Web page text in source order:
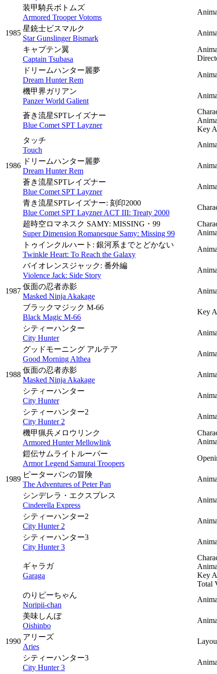
装甲騎兵ボトムズ
Armored Trooper Votoms
1985
星銃士ビスマルク
Star Gunslinger Bismark
キャプテン翼
Captain Tsubasa
ドリームハンター麗夢
Dream Hunter Rem
機甲界ガリアン
Panzer World Galient
蒼き流星SPTレイズナー
Blue Comet SPT Layzner
Key
タッチ
Touch
1986
ドリームハンター麗夢
Dream Hunter Rem
蒼き流星SPTレイズナー
Blue Comet SPT Layzner
青き流星SPTレイズナー: 刻印2000
Blue Comet SPT Layzner ACT III: Treaty 2000
超時空ロマネスク SAMY: MISSING・99
Super Dimension Romanesque Samy: Missing 99
トゥインクルハート: 銀河系までとどかない
Twinkle Heart: To Reach the Galaxy
バイオレンスジャック: 番外編
Violence Jack: Side Story
1987
仮面の忍者赤影
Masked Ninja Akakage
ブラックマジック M-66
Black Magic M-66
Key
シティーハンター
City Hunter
グッドモーニング アルテア
Good Morning Althea
1988
仮面の忍者赤影
Masked Ninja Akakage
シティーハンター
City Hunter
シティーハンター2
City Hunter 2
機甲猟兵メロウリンク
Armored Hunter Mellowlink
鎧伝サムライトルーパー
Armor Legend Samurai Troopers
1989
ピーターパンの冒険
The Adventures of Peter Pan
シンデレラ・エクスプレス
Cinderella Express
シティーハンター2
City Hunter 2
シティーハンター3
City Hunter 3
ギャラガ
Garaga
Key
Total
のりピーちゃん
Noripii-chan
美味しんぼ
Oishinbo
1990
アリーズ
Aries
シティーハンター3
City Hunter 3